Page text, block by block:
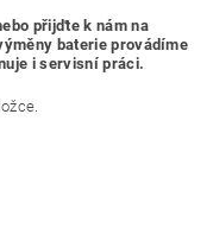
přijďte k nám na
baterie provádíme
i servisní práci.